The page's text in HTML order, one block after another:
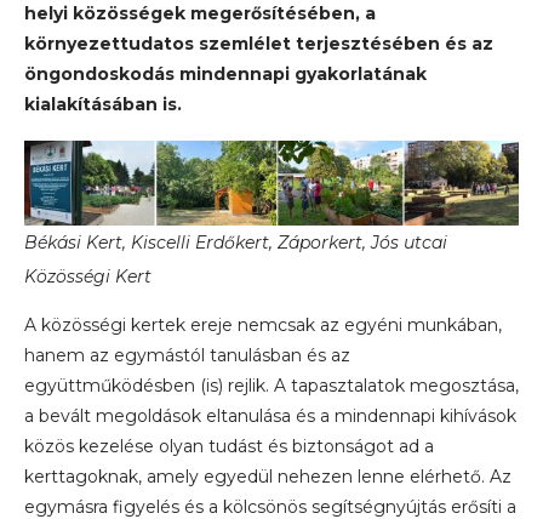
helyi közösségek megerősítésében, a
környezettudatos szemlélet terjesztésében és az
öngondoskodás mindennapi gyakorlatának
kialakításában is.
Békási Kert, Kiscelli Erdőkert, Záporkert, Jós utcai
Közösségi Kert
A közösségi kertek ereje nemcsak az egyéni munkában,
hanem az egymástól tanulásban és az
együttműködésben (is) rejlik. A tapasztalatok megosztása,
a bevált megoldások eltanulása és a mindennapi kihívások
közös kezelése olyan tudást és biztonságot ad a
kerttagoknak, amely egyedül nehezen lenne elérhető. Az
egymásra figyelés és a kölcsönös segítségnyújtás erősíti a